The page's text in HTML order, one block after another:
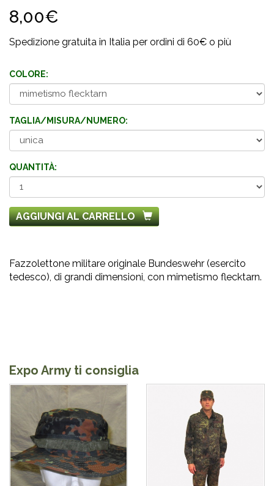
8,00€
Spedizione gratuita in Italia per ordini di 60€ o più
COLORE:
TAGLIA/MISURA/NUMERO:
QUANTITÀ:
AGGIUNGI AL CARRELLO
Fazzolettone militare originale Bundeswehr (esercito
tedesco), di grandi dimensioni, con mimetismo flecktarn.
Expo Army ti consiglia